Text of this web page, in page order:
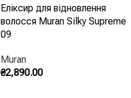
Еліксир для відновлення
волосся Muran Silky Supreme
09
Muran
₴2,890.00